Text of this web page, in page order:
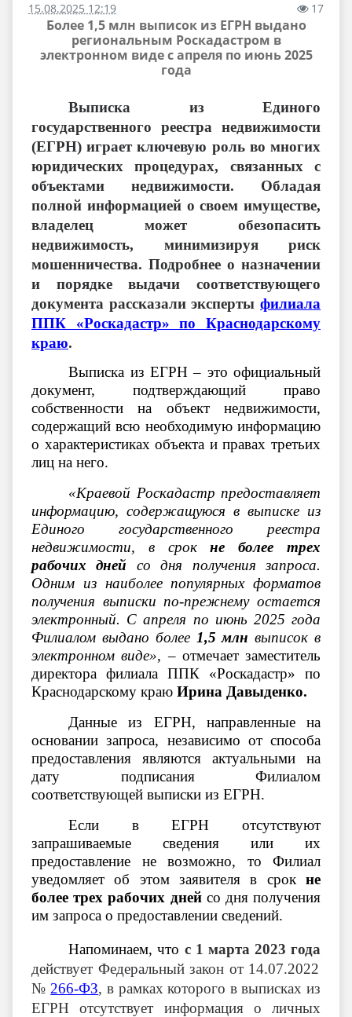
15.08.2025 12:19 17
Более 1,5 млн выписок из ЕГРН выдано
региональным Роскадастром в
электронном виде с апреля по июнь 2025
года
Выписка из Единого
государственного реестра недвижимости
(ЕГРН) играет ключевую роль во многих
юридических процедурах, связанных с
объектами недвижимости. Обладая
полной информацией о своем имуществе,
владелец может обезопасить
недвижимость, минимизируя риск
мошенничества. Подробнее о назначении
и порядке выдачи соответствующего
документа рассказали эксперты филиала
ППК «Роскадастр» по Краснодарскому
краю.
Выписка из ЕГРН – это официальный
документ, подтверждающий право
собственности на объект недвижимости,
содержащий всю необходимую информацию
о характеристиках объекта и правах третьих
лиц на него.
«Краевой Роскадастр предоставляет
информацию, содержащуюся в выписке из
Единого государственного реестра
недвижимости, в срокне более трех
рабочих дней со дня получения запроса.
Одним из наиболее популярных форматов
получения выписки по-прежнему остается
электронный. С апреля по июнь 2025 года
Филиалом выдано более 1,5 млн выписок в
электронном виде», – отмечает заместитель
директора филиала ППК «Роскадастр» по
Краснодарскому краю Ирина Давыденко.
Данные из ЕГРН, направленные на
основании запроса, независимо от способа
предоставления являются актуальными на
дату подписания Филиалом
соответствующей выписки из ЕГРН.
Если в ЕГРН отсутствуют
запрашиваемые сведения или их
предоставление не возможно, то Филиал
уведомляет об этом заявителя в срок не
более трех рабочих днейсо дня получения
им запроса о предоставлении сведений.
Напоминаем, что с 1 марта 2023 года
действует Федеральный закон от 14.07.2022
№ 266-ФЗ, в рамках которого в выписках из
ЕГРН отсутствует информация о личных